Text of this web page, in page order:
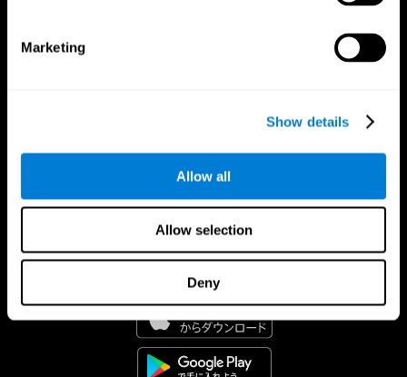
Marketing
Show details
Allow all
Allow selection
Deny
CogniFitアプリ